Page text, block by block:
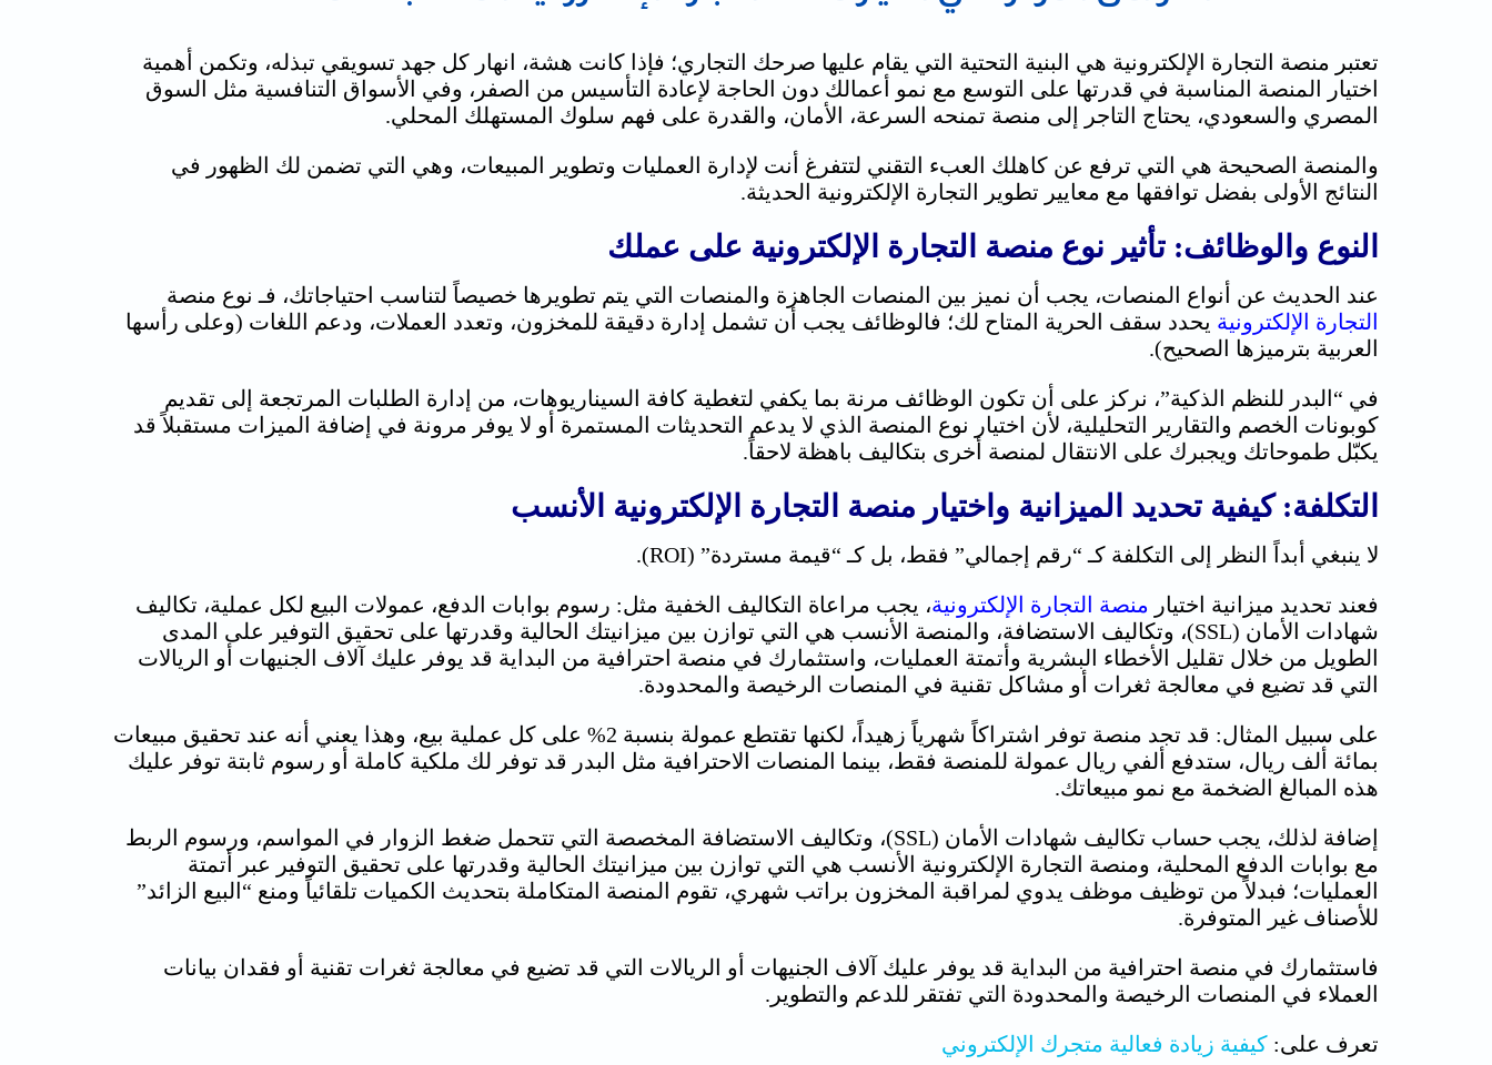
تعتبر منصة التجارة الإلكترونية هي البنية التحتية التي يقام عليها صرحك التجاري؛ فإذا كانت هشة، انهار كل جهد تسويقي تبذله، وتكمن أهمية
اختيار المنصة المناسبة في قدرتها على التوسع مع نمو أعمالك دون الحاجة لإعادة التأسيس من الصفر، وفي الأسواق التنافسية مثل السوق
المصري والسعودي، يحتاج التاجر إلى منصة تمنحه السرعة، الأمان، والقدرة على فهم سلوك المستهلك المحلي.
والمنصة الصحيحة هي التي ترفع عن كاهلك العبء التقني لتتفرغ أنت لإدارة العمليات وتطوير المبيعات، وهي التي تضمن لك الظهور في
النتائج الأولى بفضل توافقها مع معايير تطوير التجارة الإلكترونية الحديثة.
النوع والوظائف: تأثير نوع منصة التجارة الإلكترونية على عملك
عند الحديث عن أنواع المنصات، يجب أن نميز بين المنصات الجاهزة والمنصات التي يتم تطويرها خصيصاً لتناسب احتياجاتك، فـ نوع منصة
التجارة الإلكترونية يحدد سقف الحرية المتاح لك؛ فالوظائف يجب أن تشمل إدارة دقيقة للمخزون، وتعدد العملات، ودعم اللغات (وعلى رأسها
العربية بترميزها الصحيح).
في “البدر للنظم الذكية”، نركز على أن تكون الوظائف مرنة بما يكفي لتغطية كافة السيناريوهات، من إدارة الطلبات المرتجعة إلى تقديم
كوبونات الخصم والتقارير التحليلية، لأن اختيار نوع المنصة الذي لا يدعم التحديثات المستمرة أو لا يوفر مرونة في إضافة الميزات مستقبلاً قد
يكبّل طموحاتك ويجبرك على الانتقال لمنصة أخرى بتكاليف باهظة لاحقاً.
التكلفة: كيفية تحديد الميزانية واختيار منصة التجارة الإلكترونية الأنسب
لا ينبغي أبداً النظر إلى التكلفة كـ “رقم إجمالي” فقط، بل كـ “قيمة مستردة” (ROI).
فعند تحديد ميزانية اختيار منصة التجارة الإلكترونية، يجب مراعاة التكاليف الخفية مثل: رسوم بوابات الدفع، عمولات البيع لكل عملية، تكاليف
شهادات الأمان (SSL)، وتكاليف الاستضافة، والمنصة الأنسب هي التي توازن بين ميزانيتك الحالية وقدرتها على تحقيق التوفير على المدى
الطويل من خلال تقليل الأخطاء البشرية وأتمتة العمليات، واستثمارك في منصة احترافية من البداية قد يوفر عليك آلاف الجنيهات أو الريالات
التي قد تضيع في معالجة ثغرات أو مشاكل تقنية في المنصات الرخيصة والمحدودة.
على سبيل المثال: قد تجد منصة توفر اشتراكاً شهرياً زهيداً، لكنها تقتطع عمولة بنسبة 2% على كل عملية بيع، وهذا يعني أنه عند تحقيق مبيعات
بمائة ألف ريال، ستدفع ألفي ريال عمولة للمنصة فقط، بينما المنصات الاحترافية مثل البدر قد توفر لك ملكية كاملة أو رسوم ثابتة توفر عليك
هذه المبالغ الضخمة مع نمو مبيعاتك.
إضافة لذلك، يجب حساب تكاليف شهادات الأمان (SSL)، وتكاليف الاستضافة المخصصة التي تتحمل ضغط الزوار في المواسم، ورسوم الربط
مع بوابات الدفع المحلية، ومنصة التجارة الإلكترونية الأنسب هي التي توازن بين ميزانيتك الحالية وقدرتها على تحقيق التوفير عبر أتمتة
العمليات؛ فبدلاً من توظيف موظف يدوي لمراقبة المخزون براتب شهري، تقوم المنصة المتكاملة بتحديث الكميات تلقائياً ومنع “البيع الزائد”
للأصناف غير المتوفرة.
فاستثمارك في منصة احترافية من البداية قد يوفر عليك آلاف الجنيهات أو الريالات التي قد تضيع في معالجة ثغرات تقنية أو فقدان بيانات
العملاء في المنصات الرخيصة والمحدودة التي تفتقر للدعم والتطوير.
تعرف على: كيفية زيادة فعالية متجرك الإلكتروني